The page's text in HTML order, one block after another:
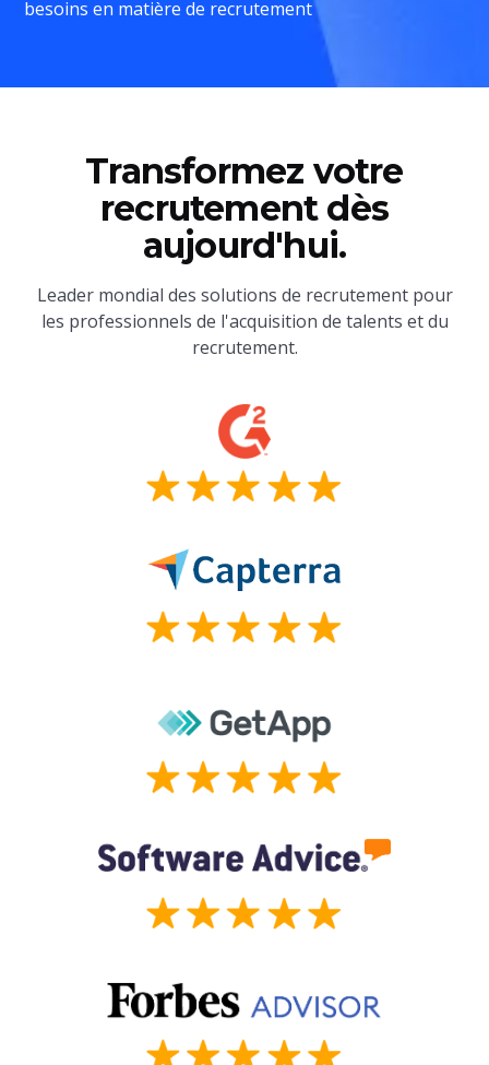
besoins en matière de recrutement
Transformez votre
recrutement dès
aujourd'hui.
Leader mondial des solutions de recrutement pour
les professionnels de l'acquisition de talents et du
recrutement.